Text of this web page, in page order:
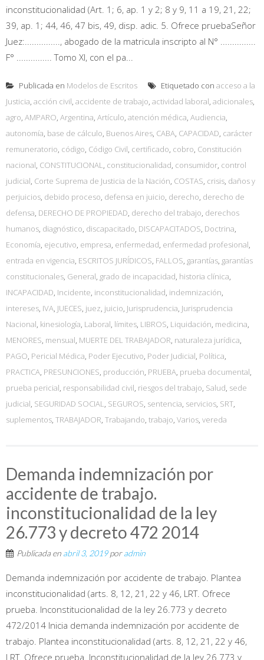
inconstitucionalidad (Art. 1; 6, ap. 1 y 2; 8 y 9, 11 a 19, 21, 22;
39, ap. 1; 44, 46, 47 bis, 49, disp. adic. 5. Ofrece pruebaSeñor
Juez:..............., abogado de la matricula inscripto al N° ...............
F° ............... Tomo XI, con el pa...
Publicada en Modelos de Escritos Etiquetado con acceso a la
Justicia, acción civil, accidente de trabajo, actividad laboral, adicionales,
agro, AMPARO, Argentina, Artículo, atención médica, Audiencia,
autonomía, base de cálculo, Buenos Aires, CABA, CAPACIDAD, carácter
remuneratorio, código, Código Civil, certificado, cobro, Constitución
nacional, CONSTITUCIONAL, constitucionalidad, consumidor, control
judicial, Corte Suprema de Justicia de la Nación, COSTAS, crisis, daños y
perjuicios, debido proceso, defensa en juicio, derecho, derecho de
defensa, DERECHO DE PROPIEDAD, derecho del trabajo, derechos
humanos, diagnóstico, discapacitado, DISCAPACITADOS, Doctrina,
Economía, ejecutivo, empresa, enfermedad, enfermedad profesional,
entrada en vigencia, ESCRITOS JURÍDICOS, FALLOS, garantías, garantías
constitucionales, General, grado de incapacidad, historia clínica,
INCAPACIDAD, Incidente, inconstitucionalidad, indemnización,
intereses, IVA, JUECES, juez, juicio, Jurisprudencia, Jurisprudencia
Nacional, kinesiología, Laboral, límites, LIBROS, Liquidación, medicina,
MENORES, mensual, MUERTE DEL TRABAJADOR, naturaleza jurídica,
PAGO, Pericial Médica, Poder Ejecutivo, Poder Judicial, Política,
PRACTICA, PRESUNCIONES, producción, PRUEBA, prueba documental,
prueba pericial, responsabilidad civil, riesgos del trabajo, Salud, sede
judicial, SEGURIDAD SOCIAL, SEGUROS, sentencia, servicios, SRT,
suplementos, TRABAJADOR, Trabajando, trabajo, Varios, vereda
Demanda indemnización por
accidente de trabajo.
inconstitucionalidad de la ley
26.773 y decreto 472 2014
Publicada en abril 3, 2019poradmin
Demanda indemnización por accidente de trabajo. Plantea
inconstitucionalidad (arts. 8, 12, 21, 22 y 46, LRT. Ofrece
prueba. Inconstitucionalidad de la ley 26.773 y decreto
472/2014 Inicia demanda indemnización por accidente de
trabajo. Plantea inconstitucionalidad (arts. 8, 12, 21, 22 y 46,
LRT. Ofrece prueba. Inconstitucionalidad de la ley 26.773 y